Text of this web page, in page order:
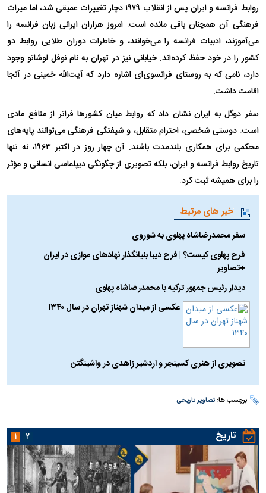
روابط فرانسه و ایران پس از انقلاب ۱۹۷۹ دچار تغییرات عمیقی شد، اما میراث
فرهنگی آن همچنان باقی مانده است. امروز هزاران ایرانی زبان فرانسه را
می‌آموزند، ادبیات فرانسه را می‌خوانند، و خاطرات دوران طلایی روابط دو
کشور را در خود حفظ کرده‌اند. خیابانی نیز در تهران به نام نوفل لوشاتو وجود
دارد، نامی که به روستای فرانسوی‌ای اشاره دارد که آیت‌الله خمینی در آنجا
اقامت داشت.
سفر دوگل به ایران نشان داد که روابط میان کشور‌ها فراتر از منافع مادی
است. دوستی شخصی، احترام متقابل، و شیفتگی فرهنگی می‌توانند پایه‌های
محکمی برای همکاری بلندمدت باشند. آن چهار روز در اکتبر ۱۹۶۳، نه تنها
تاریخ روابط فرانسه و ایران، بلکه تصویری از چگونگی دیپلماسی انسانی و مؤثر
را برای همیشه ثبت کرد.
خبر های مرتبط
سفر محمدرضاشاه پهلوی به شوروی
فرح پهلوی کیست؟ | فرح دیبا بنیانگذار نهادهای موازی در ایران
+تصاویر
دیدار رئیس جمهور ترکیه با محمدرضاشاه پهلوی
عکسی از میدان شهناز تهران در سال ۱۳۴۰
تصویری از هنری کسینجر و اردشیر زاهدی در واشینگتن
برچسب ها:تصاویر تاریخی
تاریخ ۱ ۲